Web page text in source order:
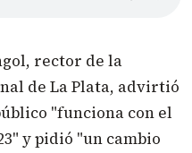
rector de la
de La Plata, advirtió
"funciona con el
y pidió "un cambio